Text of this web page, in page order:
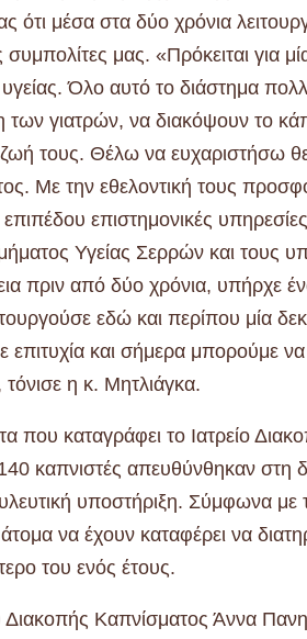
ότι μέσα στα δύο χρόνια
μας. «Πρόκειται για
Όλο αυτό το διάστημα
γιατρών, να διακόψουν το
τους. Θέλω να ευχαριστήσω
Με την εθελοντική τους
επιστημονικές
Υγείας Σερρών και τους
πριν από δύο χρόνια, υπήρχε
εδώ και περίπου μία
επιτυχία και σήμερα μπορούμε
η κ. Μητλιάγκα.
που καταγράφει το Ιατρείο
καπνιστές απευθύνθηκαν στη
υποστήριξη. Σύμφωνα με
να έχουν καταφέρει να
του ενός έτους.
Διακοπής Καπνίσματος Άννα